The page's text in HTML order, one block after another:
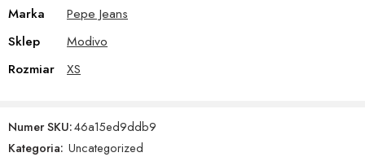
Marka
Pepe Jeans
Sklep
Modivo
Rozmiar
XS
Numer SKU:46a15ed9ddb9
Kategoria: Uncategorized